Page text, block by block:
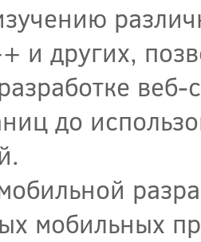
и других,
до
мобильных